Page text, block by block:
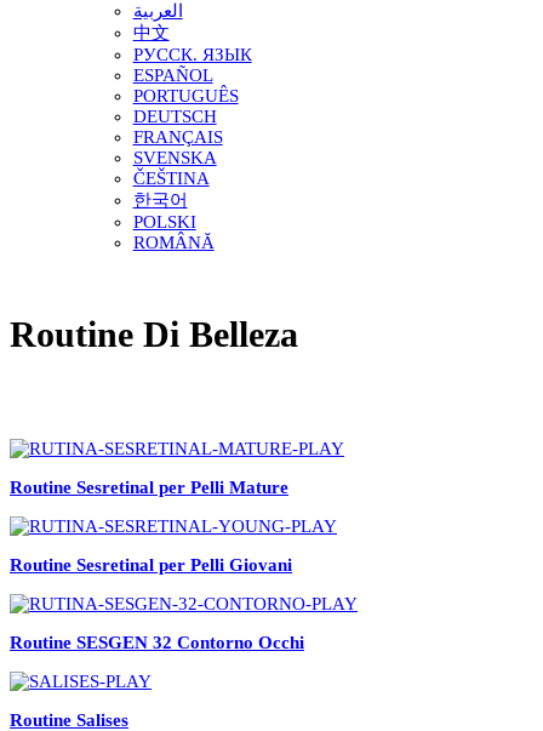
العربية
中文
РУССК. ЯЗЫК
ESPAÑOL
PORTUGUÊS
DEUTSCH
FRANÇAIS
SVENSKA
ČEŠTINA
한국어
POLSKI
ROMÂNĂ
Routine Di Belleza
Routine Sesretinal per Pelli Mature
Routine Sesretinal per Pelli Giovani
Routine SESGEN 32 Contorno Occhi
Routine Salises